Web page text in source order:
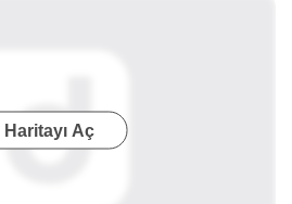
Haritayı Aç